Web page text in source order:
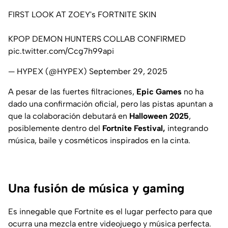
FIRST LOOK AT ZOEY's FORTNITE SKIN
KPOP DEMON HUNTERS COLLAB CONFIRMED
pic.twitter.com/Ccg7h99api
— HYPEX (@HYPEX) September 29, 2025
A pesar de las fuertes filtraciones, Epic Games no ha
dado una confirmación oficial, pero las pistas apuntan a
que la colaboración debutará en Halloween 2025,
posiblemente dentro del Fortnite Festival, integrando
música, baile y cosméticos inspirados en la cinta.
Una fusión de música y gaming
Es innegable que Fortnite es el lugar perfecto para que
ocurra una mezcla entre videojuego y música perfecta.